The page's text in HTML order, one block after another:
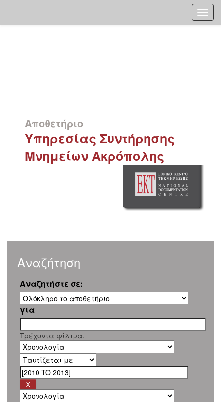
Αποθετήριο
Υπηρεσίας Συντήρησης
Μνημείων Ακρόπολης
Αναζήτηση
Αναζητήστε σε:
για
Τρέχοντα φίλτρα: